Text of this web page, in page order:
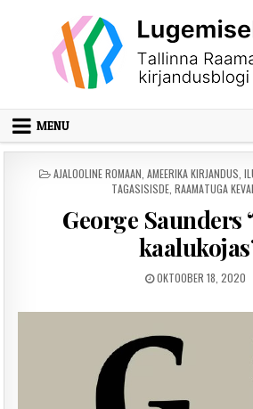
MENU
POSTED IN
AJALOOLINE ROMAAN AMEERIKA KIRJANDUS
TAGASISISDE RAAMATUGA
George Saunders
PUBLISHED DATE:
OKTOOBER 18, 2020